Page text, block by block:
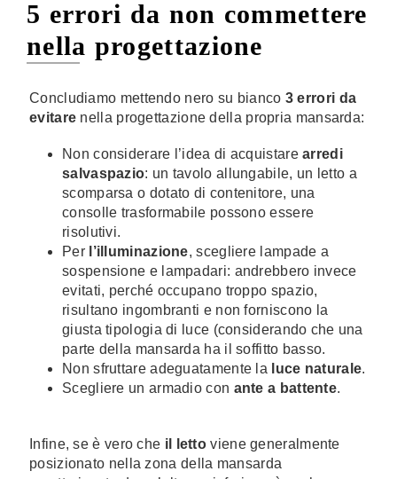
5 errori da non commettere
nella progettazione
Concludiamo mettendo nero su bianco 3 errori da
evitare nella progettazione della propria mansarda:
Non considerare l’idea di acquistarearredi
salvaspazio: un tavolo allungabile, un letto a
scomparsa o dotato di contenitore, una
consolle trasformabile possono essere
risolutivi.
Per l’illuminazione, scegliere lampade a
sospensione e lampadari: andrebbero invece
evitati, perché occupano troppo spazio,
risultano ingombranti e non forniscono la
giusta tipologia di luce (considerando che una
parte della mansarda ha il soffitto basso.
Non sfruttare adeguatamente la
luce naturale.
Scegliere un armadio con ante a battente.
Infine, se è vero che il letto viene generalmente
posizionato nella zona della mansarda